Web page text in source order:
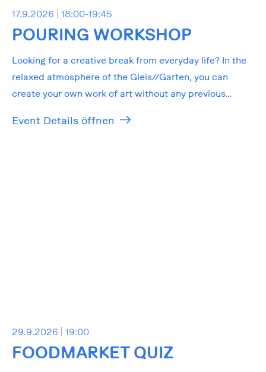
17.9.2026 18:00-19:45
POURING WORKSHOP
Looking for a creative break from everyday life? In the
relaxed atmosphere of the Gleis//Garten, you can
create your own work of art without any previous
Event Details öffnen
29.9.2026 19:00
FOODMARKET QUIZ